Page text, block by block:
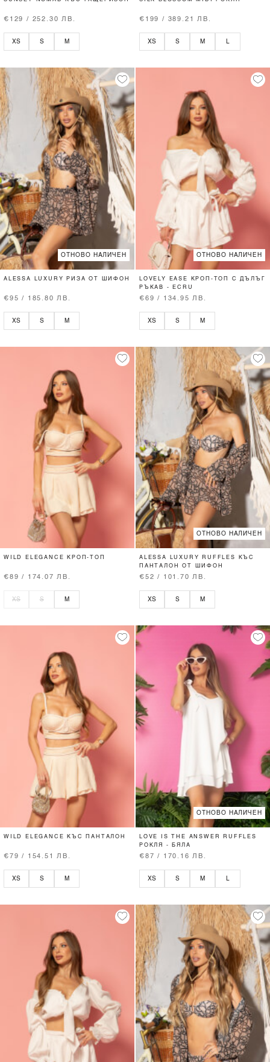
€129 / 252.30 ЛВ.
XS S M
€199 / 389.21 ЛВ.
XS S M L
ОТНОВО НАЛИЧЕН
ALESSA LUXURY РИЗА ОТ ШИФОН
€95 / 185.80 ЛВ.
XS S M
ОТНОВО НАЛИЧЕН
LOVELY EASE КРОП-ТОП С ДЪЛЪГ
РЪКАВ - ECRU
€69 / 134.95 ЛВ.
XS S M
WILD ELEGANCE КРОП-ТОП
€89 / 174.07 ЛВ.
XS S M
ОТНОВО НАЛИЧЕН
ALESSA LUXURY RUFFLES КЪС
ПАНТАЛОН ОТ ШИФОН
€52 / 101.70 ЛВ.
XS S M
WILD ELEGANCE КЪС ПАНТАЛОН
€79 / 154.51 ЛВ.
XS S M
ОТНОВО НАЛИЧЕН
LOVE IS THE ANSWER RUFFLES
РОКЛЯ - БЯЛА
€87 / 170.16 ЛВ.
XS S M